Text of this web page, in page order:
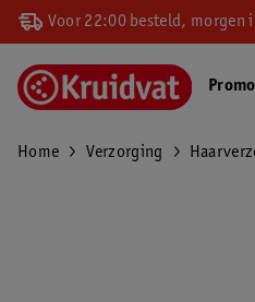
Voor 22:00 besteld, morgen
Home Verzorging